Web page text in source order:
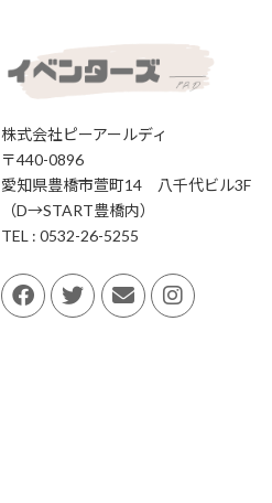
ー
シ
ョ
ン
株式会社ピーアールディ
〒440-0896
愛知県豊橋市萱町14 八千代ビル3F
（D→START豊橋内）
TEL : 0532-26-5255